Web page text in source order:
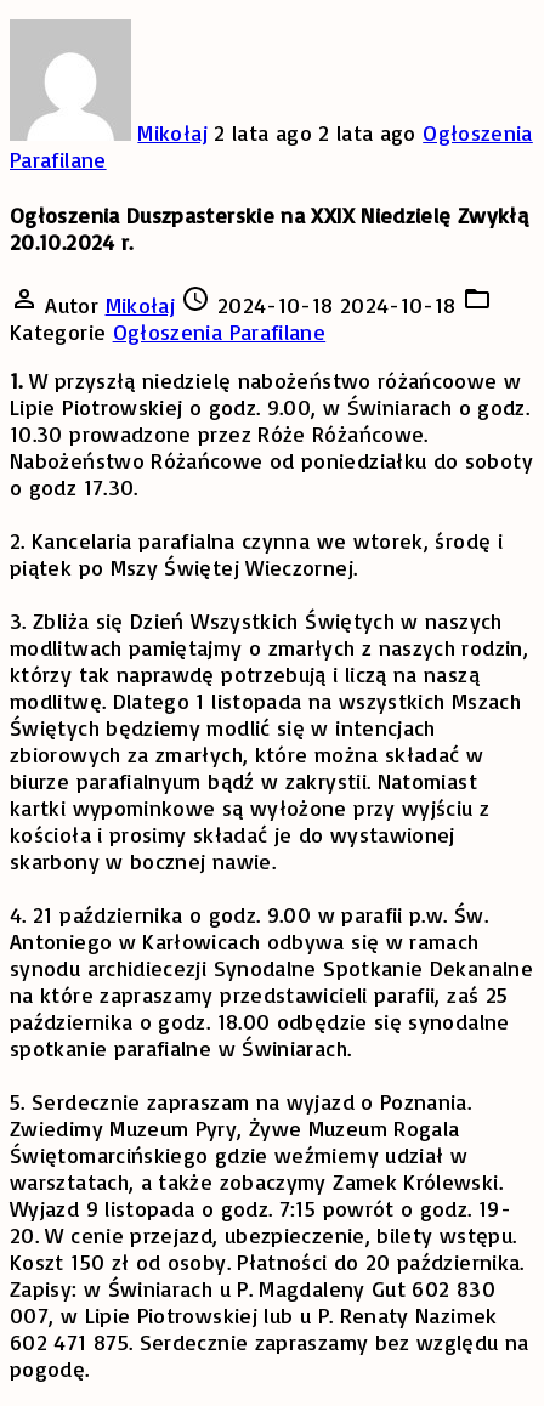
Mikołaj 2 lata ago 2 lata ago Ogłoszenia
Parafilane
Ogłoszenia Duszpasterskie na XXIX Niedzielę Zwykłą
20.10.2024 r.
Autor Mikołaj 2024-10-18 2024-10-18
Kategorie Ogłoszenia Parafilane
1.W przyszłą niedzielę nabożeństwo różańcoowe w
Lipie Piotrowskiej o godz. 9.00, w Świniarach o godz.
10.30 prowadzone przez Róże Różańcowe.
Nabożeństwo Różańcowe od poniedziałku do soboty
o godz 17.30.
2. Kancelaria parafialna czynna we wtorek, środę i
piątek po Mszy Świętej Wieczornej.
3. Zbliża się Dzień Wszystkich Świętych w naszych
modlitwach pamiętajmy o zmarłych z naszych rodzin,
którzy tak naprawdę potrzebują i liczą na naszą
modlitwę. Dlatego 1 listopada na wszystkich Mszach
Świętych będziemy modlić się w intencjach
zbiorowych za zmarłych, które można składać w
biurze parafialnyum bądź w zakrystii. Natomiast
kartki wypominkowe są wyłożone przy wyjściu z
kościoła i prosimy składać je do wystawionej
skarbony w bocznej nawie.
4. 21 października o godz. 9.00 w parafii p.w. Św.
Antoniego w Karłowicach odbywa się w ramach
synodu archidiecezji Synodalne Spotkanie Dekanalne
na które zapraszamy przedstawicieli parafii, zaś 25
października o godz. 18.00 odbędzie się synodalne
spotkanie parafialne w Świniarach.
5. Serdecznie zapraszam na wyjazd o Poznania.
Zwiedimy Muzeum Pyry, Żywe Muzeum Rogala
Świętomarcińskiego gdzie weźmiemy udział w
warsztatach, a także zobaczymy Zamek Królewski.
Wyjazd 9 listopada o godz. 7:15 powrót o godz. 19-
20. W cenie przejazd, ubezpieczenie, bilety wstępu.
Koszt 150 zł od osoby. Płatności do 20 października.
Zapisy: w Świniarach u P. Magdaleny Gut 602 830
007, w Lipie Piotrowskiej lub u P. Renaty Nazimek
602 471 875. Serdecznie zapraszamy bez względu na
pogodę.